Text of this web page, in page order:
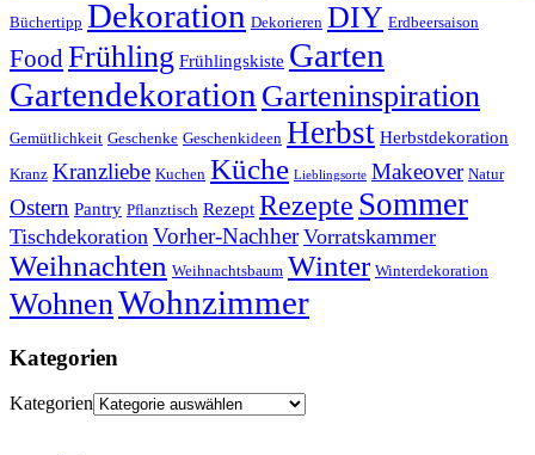
Büchertipp Dekoration Dekorieren DIY Erdbeersaison
FoodFrühling Frühlingskiste Garten
Gartendekoration Garteninspiration
Gemütlichkeit Geschenke Geschenkideen Herbst Herbstdekoration
Kranz Kranzliebe Kuchen Küche Lieblingsorte Makeover Natur
Ostern Pantry Pflanztisch Rezept Rezepte Sommer
Tischdekoration Vorher-Nachher Vorratskammer
Weihnachten Weihnachtsbaum Winter Winterdekoration
WohnenWohnzimmer
Kategorien
Kategorien